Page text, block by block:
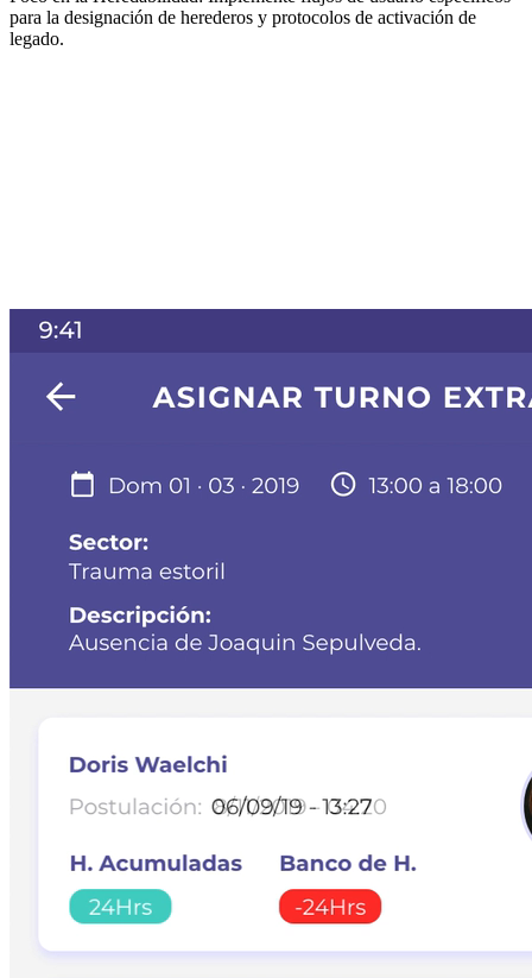
para la designación de herederos y protocolos de activación de
legado.